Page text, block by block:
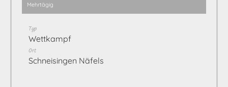
Mehrtägig
Typ
Wettkampf
Ort
Schneisingen Näfels